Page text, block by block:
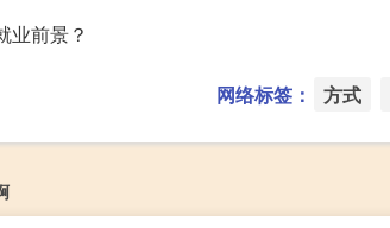
业前景？
网络标签： 方式